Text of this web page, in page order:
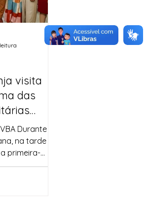
visita
das
Sem
Durante
na tarde
primeira-
Silva, ...